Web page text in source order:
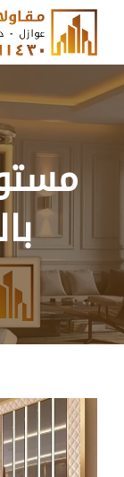
انتقل
المحتوى